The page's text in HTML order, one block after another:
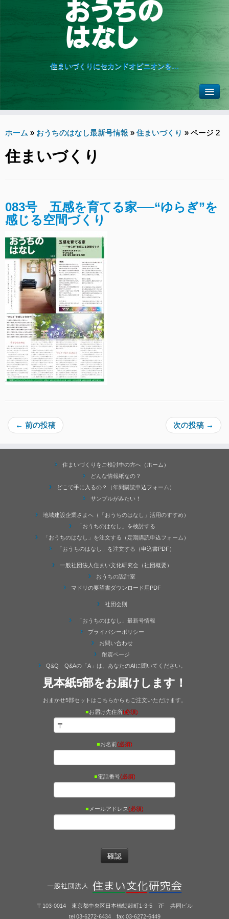
住まいづくりにセカンドオピニオンを…
ホーム » おうちのはなし最新号情報 » 住まいづくり » ページ 2
住まいづくり
083号 五感を育てる家──“ゆらぎ”を
感じる空間づくり
← 前の投稿 次の投稿 →
住まいづくりをご検討中の方へ（ホーム）
どんな情報紙なの？
どこで手に入るの？（年間購読申込フォーム）
サンプルがみたい！
地域建設企業さまへ（「おうちのはなし」活用のすすめ）
「おうちのはなし」を検討する
「おうちのはなし」を注文する（定期購読申込フォーム）
「おうちのはなし」を注文する（申込書PDF）
一般社団法人住まい文化研究会（社団概要）
おうちの設計室
マドリの要望書ダウンロード用PDF
社団会則
「おうちのはなし」最新号情報
プライバシーポリシー
お問い合わせ
耐震ページ
Q&Q Q&Aの「A」は、あなたのAIに聞いてください。
見本紙5部をお届けします！
おまかせ5部セットはこちらからもご注文いただけます。
■お届け先住所(必須)
■お名前(必須)
■電話番号(必須)
■ メールアドレス(必須)
〒103-0014 東京都中央区日本橋蛎殻町1-3-5 7F 共同ビル
tel 03-6272-6434 fax 03-6272-6449